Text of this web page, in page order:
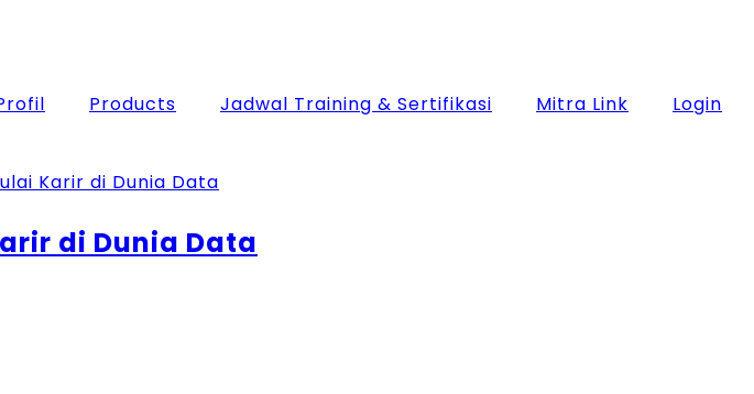
Products Jadwal Training & Sertifikasi Mitra Link
Login
di Dunia Data